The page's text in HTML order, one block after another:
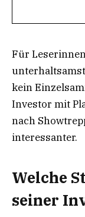
Für
kein
Investor mit
nach
interessanter.
Welche
seiner